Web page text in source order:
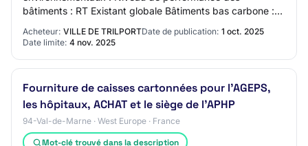
bâtiments : RT Existant globale Bâtiments bas carbone :
Acheteur: VILLE DE TRILPORTDate de publication: 1 oct. 2025
Date limite: 4 nov. 2025
Fourniture de caisses cartonnées pour l'AGEPS,
les hôpitaux, ACHAT et le siège de l'APHP
94-Val-de-Marne · West Europe · France
Mot-clé trouvé dans la description